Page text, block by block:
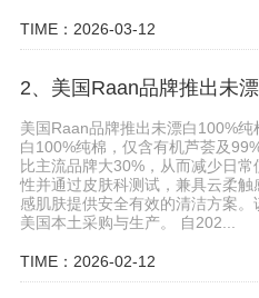
TIME：2026-03-12
2、美国Raan品牌推出未
美国Raan品牌推出未漂白100%
白100%纯棉，仅含有机芦荟及
比主流品牌大30%，从而减少日
性并通过皮肤科测试，兼具云柔
感肌肤提供安全有效的清洁方案
美国本土采购与生产。 自202...
TIME：2026-02-12